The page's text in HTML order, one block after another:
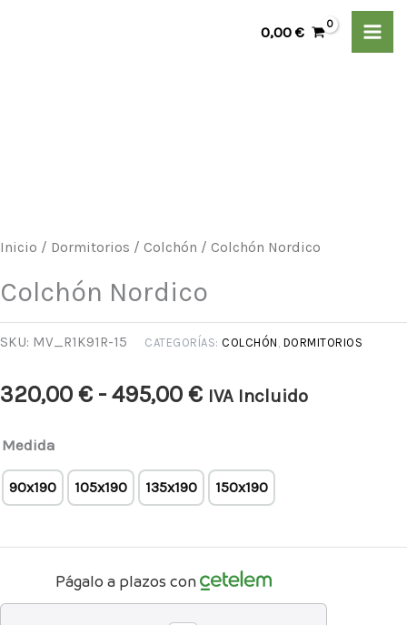
0,00€
Inicio / Dormitorios / Colchón / Colchón Nordico
Colchón Nordico
SKU: MV_R1K91R-15 CATEGORÍAS: COLCHÓN , DORMITORIOS
320,00 € - 495,00 €
desde
320,00 €
hasta
IVA Incluido
Medida
90x190 105x190 135x190 150x190
Págalo a plazos con